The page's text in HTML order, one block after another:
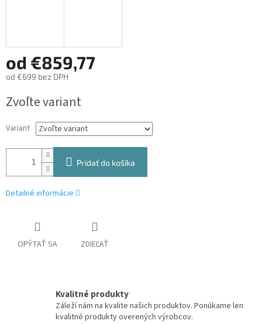
od €859,77
od €699 bez DPH
cena:
Zvoľte variant
Variant
Pridať do košíka
Detailné informácie
OPÝTAŤ SA ZDIEĽAŤ
Kvalitné produkty
Záleží nám na kvalite našich produktov. Ponúkame len
kvalitné produkty overených výrobcov.